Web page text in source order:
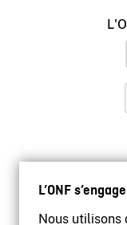
L’ONF
Nous utilisons